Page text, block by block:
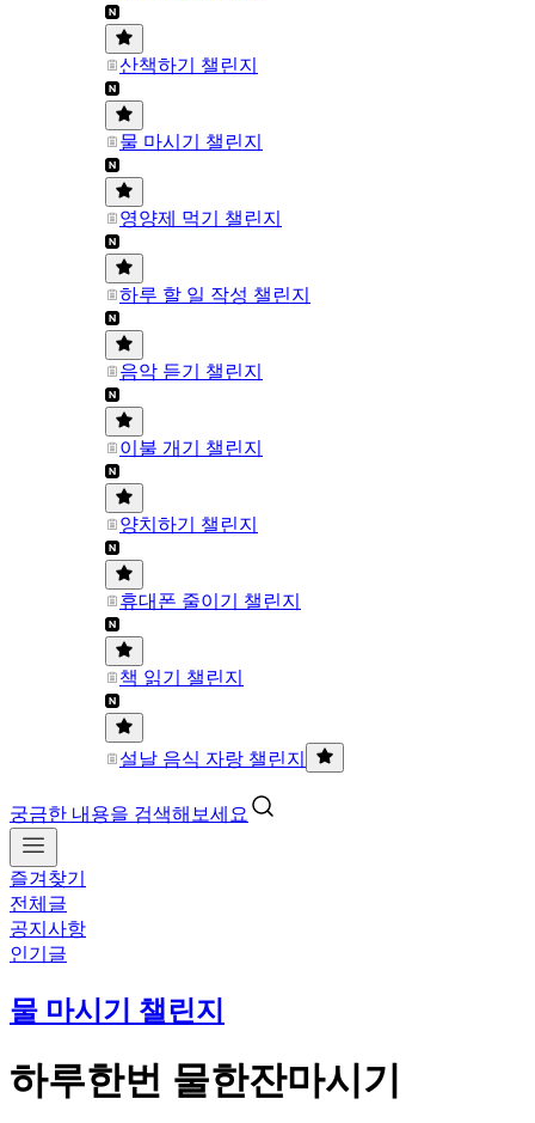
산책하기 챌린지
물 마시기 챌린지
영양제 먹기 챌린지
하루 할 일 작성 챌린지
음악 듣기 챌린지
이불 개기 챌린지
양치하기 챌린지
휴대폰 줄이기 챌린지
책 읽기 챌린지
설날 음식 자랑 챌린지
궁금한 내용을 검색해보세요
즐겨찾기
전체글
공지사항
인기글
물 마시기 챌린지
하루한번 물한잔마시기